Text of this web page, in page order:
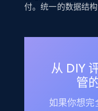
付。统一的数据结
从 DIY
管
如果你想完